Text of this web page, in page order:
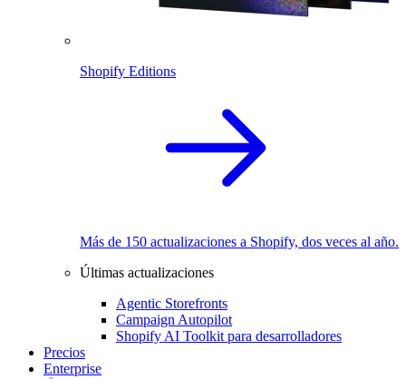
Shopify Editions
Más de 150 actualizaciones a Shopify, dos veces al año.
Últimas actualizaciones
Agentic Storefronts
Campaign Autopilot
Shopify AI Toolkit para desarrolladores
Precios
Enterprise